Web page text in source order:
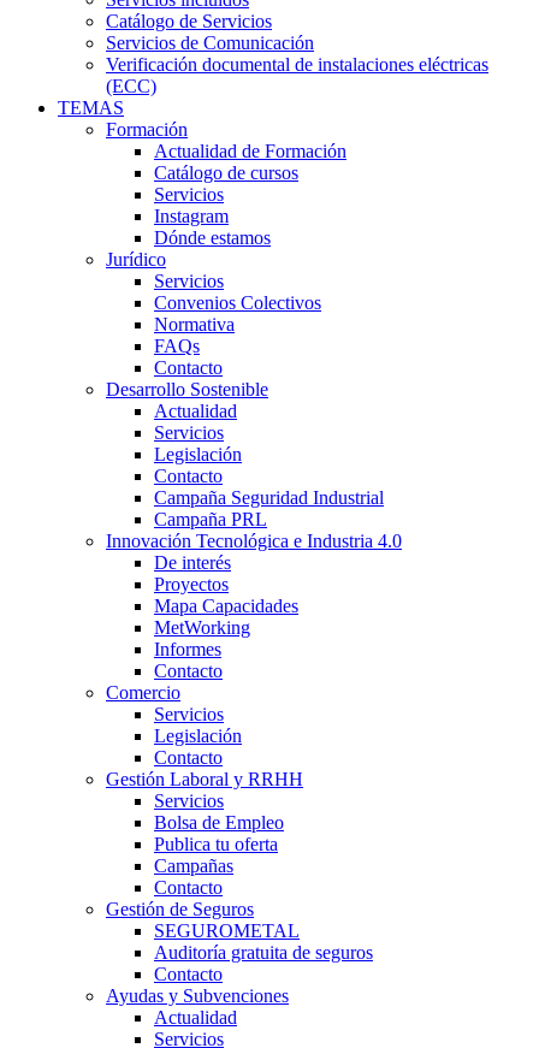
Catálogo de Servicios
Servicios de Comunicación
Verificación documental de instalaciones eléctricas
(ECC)
TEMAS
Formación
Actualidad de Formación
Catálogo de cursos
Servicios
Instagram
Dónde estamos
Jurídico
Servicios
Convenios Colectivos
Normativa
FAQs
Contacto
Desarrollo Sostenible
Actualidad
Servicios
Legislación
Contacto
Campaña Seguridad Industrial
Campaña PRL
Innovación Tecnológica e Industria 4.0
De interés
Proyectos
Mapa Capacidades
MetWorking
Informes
Contacto
Comercio
Servicios
Legislación
Contacto
Gestión Laboral y RRHH
Servicios
Bolsa de Empleo
Publica tu oferta
Campañas
Contacto
Gestión de Seguros
SEGUROMETAL
Auditoría gratuita de seguros
Contacto
Ayudas y Subvenciones
Actualidad
Servicios